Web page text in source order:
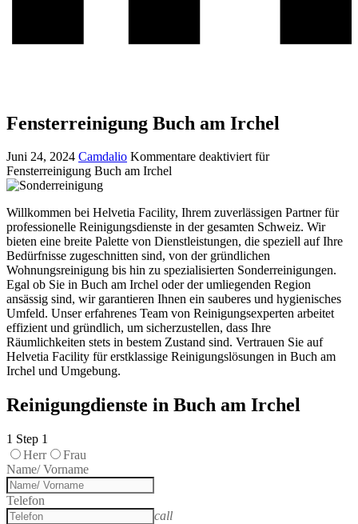
Fensterreinigung Buch am Irchel
Juni 24, 2024 Camdalio Kommentare deaktiviertfür
Fensterreinigung Buch am Irchel
Willkommen bei Helvetia Facility, Ihrem zuverlässigen Partner für
professionelle Reinigungsdienste in der gesamten Schweiz. Wir
bieten eine breite Palette von Dienstleistungen, die speziell auf Ihre
Bedürfnisse zugeschnitten sind, von der gründlichen
Wohnungsreinigung bis hin zu spezialisierten Sonderreinigungen.
Egal ob Sie in Buch am Irchel oder der umliegenden Region
ansässig sind, wir garantieren Ihnen ein sauberes und hygienisches
Umfeld. Unser erfahrenes Team von Reinigungsexperten arbeitet
effizient und gründlich, um sicherzustellen, dass Ihre
Räumlichkeiten stets in bestem Zustand sind. Vertrauen Sie auf
Helvetia Facility für erstklassige Reinigungslösungen in Buch am
Irchel und Umgebung.
Reinigungdienste in Buch am Irchel
1 Step 1
Herr
Frau
Name/ Vorname
Telefon
call